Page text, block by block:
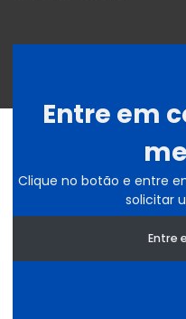
Entre em
Clique no botão e entre
solicitar
Entre